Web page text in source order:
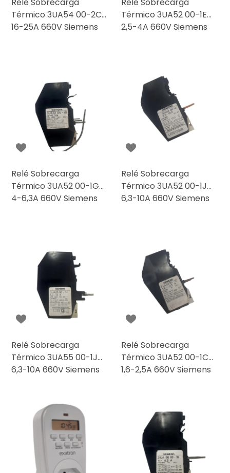
Térmico 3UA54 00-2C
16-25A 660V Siemens
Térmico 3UA52 00-1E
2,5-4A 660V Siemens
Relé Sobrecarga
Térmico 3UA52 00-1G
4-6,3A 660V Siemens
Relé Sobrecarga
Térmico 3UA52 00-1J
6,3-10A 660V Siemens
Relé Sobrecarga
Térmico 3UA55 00-1J
6,3-10A 660V Siemens
Relé Sobrecarga
Térmico 3UA52 00-1C
1,6-2,5A 660V Siemens